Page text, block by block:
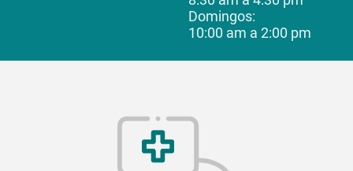
Domingos:
10:00 am a 2:00 pm